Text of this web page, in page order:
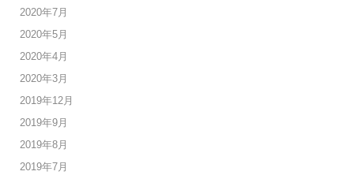
2020年7月
2020年5月
2020年4月
2020年3月
2019年12月
2019年9月
2019年8月
2019年7月